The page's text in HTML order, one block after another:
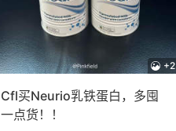
+2
Cfl买Neurio乳铁蛋白，多囤
一点货！！